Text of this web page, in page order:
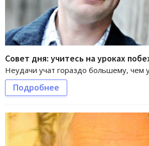
Совет дня: учитесь на уроках
Неудачи учат гораздо большему, чем
Подробнее